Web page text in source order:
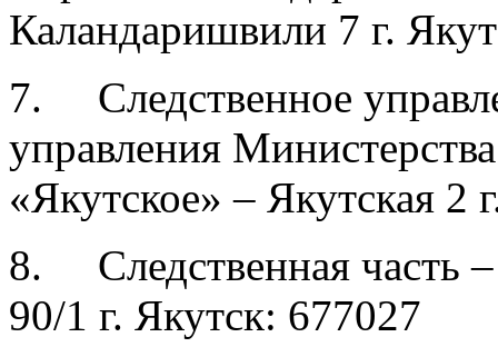
Каландаришвили 7 г.
7. Следственное
управления
«Якутское» – Якутская 2
8. Следственная часть
90/1 г. Якутск: 677027